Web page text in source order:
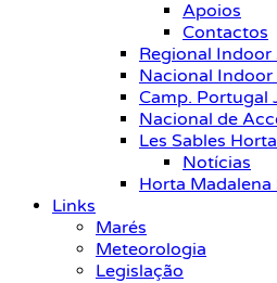
Apoios
Contactos
Regional
Nacional
Camp. Portugal
Nacional de
Les Sables
Notícias
Horta Madalena
Links
Marés
Meteorologia
Legislação